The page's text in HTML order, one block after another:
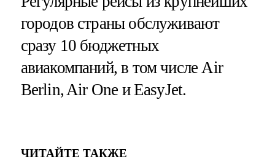
городов страны обслуживают
сразу 10 бюджетных
авиакомпаний, в том числе Air
Berlin, Air One и EasyJet.
ЧИТАЙТЕ ТАКЖЕ